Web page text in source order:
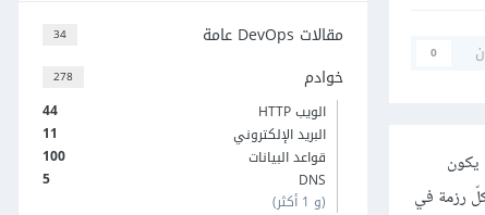
0
يكون
رزمة في
34 مقالات DevOps عامة
278 خوادم
44
الويب HTTP
11
البريد الإلكتروني
100
قواعد البيانات
5
DNS
(و 1 أكثر)